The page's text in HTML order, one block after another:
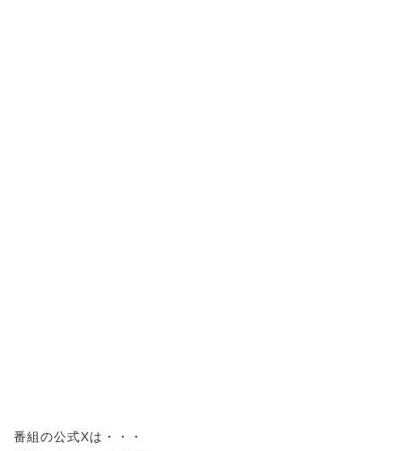
番組の公式Xは・・・